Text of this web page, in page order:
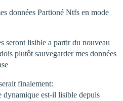
données Partioné Ntfs en mode
seront lisible a partir du nouveau
plutôt sauvegarder mes données
finalement:
dynamique est-il lisible depuis